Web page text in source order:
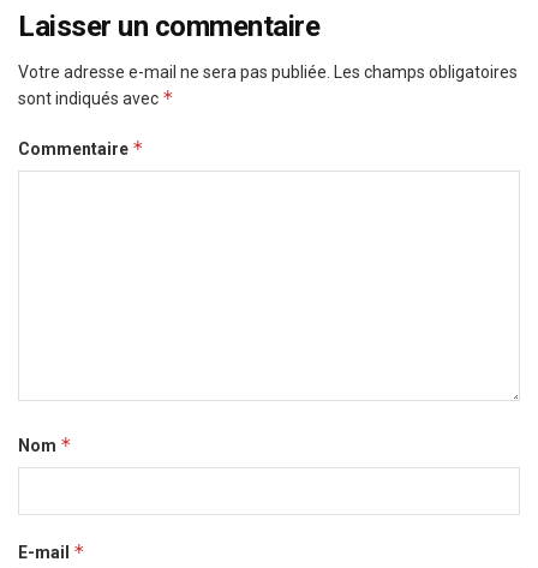
Laisser un commentaire
Votre adresse e-mail ne sera pas publiée. Les champs obligatoires
sont indiqués avec *
Commentaire *
Nom *
E-mail *